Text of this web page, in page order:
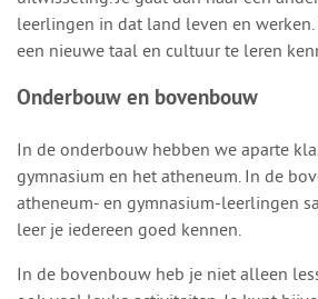
leerlingen in dat land leven en werken.
een nieuwe taal en cultuur te leren
Onderbouw en bovenbouw
In de onderbouw hebben we aparte
gymnasium en het atheneum. In de
atheneum- en gymnasium-leerlingen
leer je iedereen goed kennen.
In de bovenbouw heb je niet alleen